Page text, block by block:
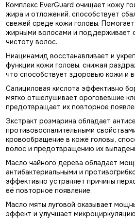
Комплекс EverGuard очищает кожу
жира и отложений, способствует
свежей среде кожи головы.
жирными волосами и поддерживает
чистоту волос.
Ниацинамид восстанавливает и
функции кожи головы, снижая
что способствует здоровью кожи и
Салициловая кислота эффективно
мягко отшелушивает ороговевшие
предотвращает их повторное
Экстракт розмарина обладает
противовоспалительными
кровообращение в коже головы,
волос и предотвращению их
Масло чайного дерева обладает
антибактериальными и
эффективно устраняет причины
её повторное появление.
Масло мяты луговой оказывает
эффект и улучшает